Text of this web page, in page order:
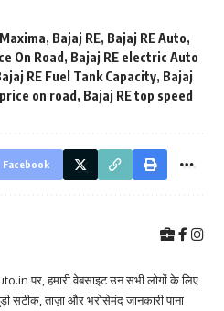
, Bajaj RE, Bajaj RE Auto,
On Road , Bajaj RE electric Auto
RE Fuel Tank Capacity, Bajaj
on road , Bajaj RE top speed
Facebook
पर, हमारी वेबसाइट उन सभी लोगों के लिए
सटीक, ताज़ा और भरोसेमंद जानकारी पाना